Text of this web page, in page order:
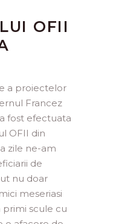
OFII
a proiectelor
Francez
fost efectuata
OFII din
zile ne-am
de
nu doar
meseriasi
scule cu